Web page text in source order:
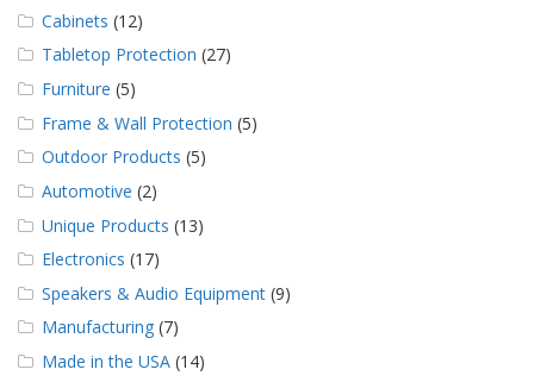
Cabinets (12)
Tabletop Protection (27)
Furniture (5)
Frame & Wall Protection (5)
Outdoor Products (5)
Automotive (2)
Unique Products (13)
Electronics (17)
Speakers & Audio Equipment (9)
Manufacturing (7)
Made in the USA (14)